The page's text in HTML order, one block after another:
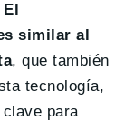
El
similar al
, que también
tecnología,
para